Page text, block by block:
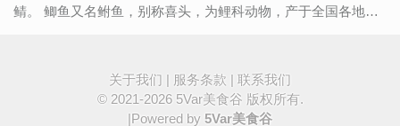
鲭。 鲫鱼又名鲋鱼，别称喜头，为鲤科动物，产于全国各地。
关于我们 | 服务条款 | 联系我们
© 2021-2026 5Var美食谷 版权所有.
|Powered by 5Var美食谷